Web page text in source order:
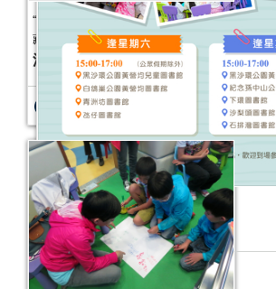
2026年故事天地 (7-12月)
活動日期：2026年07月04日